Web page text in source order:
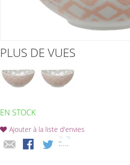
PLUS DE VUES
EN STOCK
Ajouter à la liste d'envies